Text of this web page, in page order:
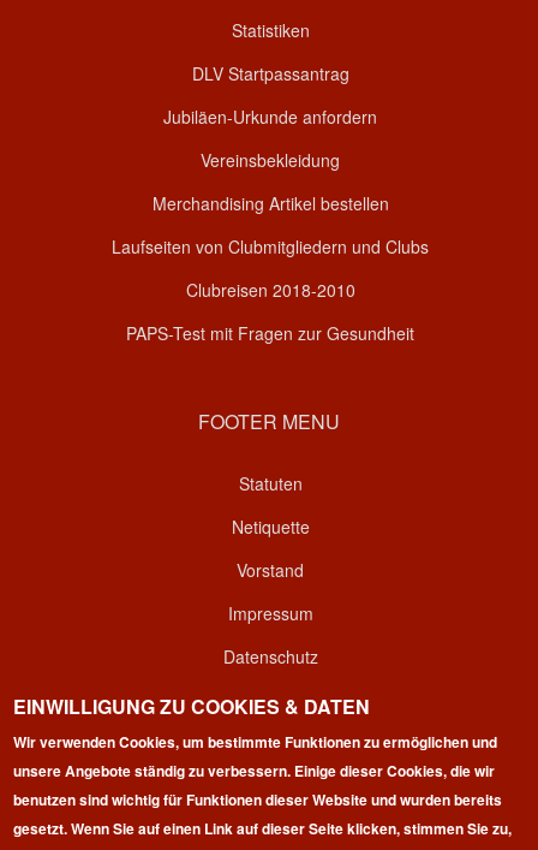
Statistiken
DLV Startpassantrag
Jubiläen-Urkunde anfordern
Vereinsbekleidung
Merchandising Artikel bestellen
Laufseiten von Clubmitgliedern und Clubs
Clubreisen 2018-2010
PAPS-Test mit Fragen zur Gesundheit
FOOTER MENU
Statuten
Netiquette
Vorstand
Impressum
Datenschutz
Kontakt
Login
EINWILLIGUNG ZU COOKIES & DATEN
Wir verwenden Cookies, um bestimmte Funktionen zu ermöglichen und
unsere Angebote ständig zu verbessern. Einige dieser Cookies, die wir
benutzen sind wichtig für Funktionen dieser Website und wurden bereits
gesetzt. Wenn Sie auf einen Link auf dieser Seite klicken, stimmen Sie zu,